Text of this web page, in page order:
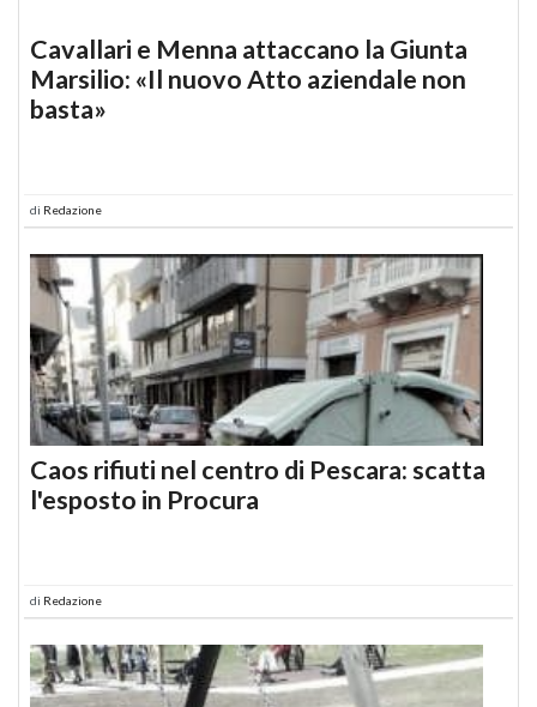
Cavallari e Menna attaccano la Giunta
Marsilio: «Il nuovo Atto aziendale non
basta»
di Redazione
Caos rifiuti nel centro di Pescara: scatta
l'esposto in Procura
di Redazione